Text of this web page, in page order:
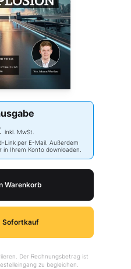
inkl. MwSt.
Link per E-Mail. Außerdem
Ihrem Konto downloaden.
Warenkorb
Sofortkauf
Der Rechnungsbetrag ist
zu begleichen.